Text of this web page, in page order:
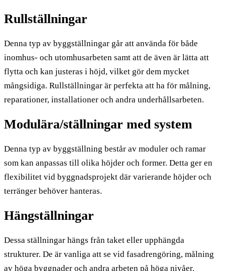
Rullställningar
Denna typ av byggställningar går att använda för både
inomhus- och utomhusarbeten samt att de även är lätta att
flytta och kan justeras i höjd, vilket gör dem mycket
mångsidiga. Rullställningar är perfekta att ha för målning,
reparationer, installationer och andra underhållsarbeten.
Modulära/ställningar med system
Denna typ av byggställning består av moduler och ramar
som kan anpassas till olika höjder och former. Detta ger en
flexibilitet vid byggnadsprojekt där varierande höjder och
terränger behöver hanteras.
Hängställningar
Dessa ställningar hängs från taket eller upphängda
strukturer. De är vanliga att se vid fasadrengöring, målning
av höga byggnader och andra arbeten på höga nivåer.